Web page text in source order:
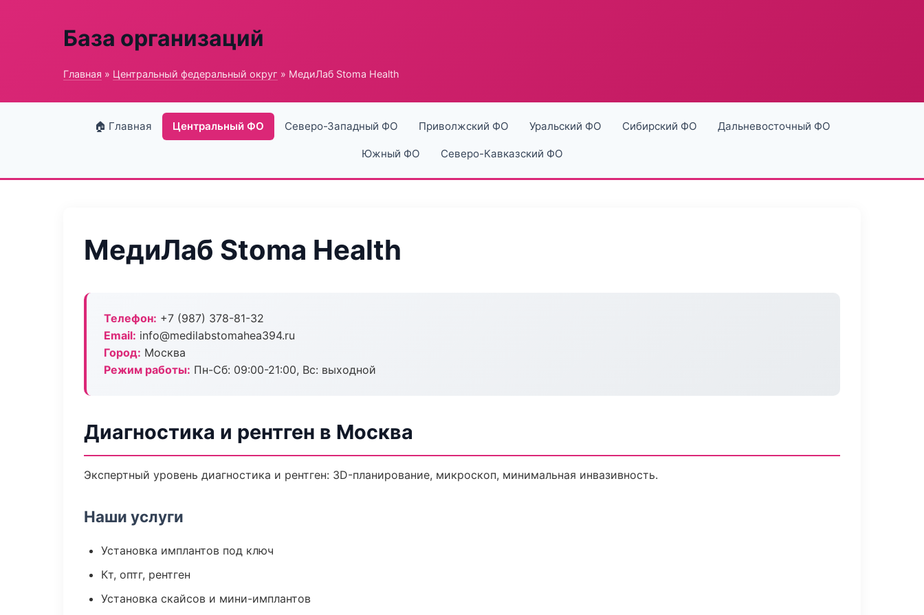
База организаций
Главная » Центральный федеральный округ » МедиЛаб Stoma Health
🏠 Главная Центральный ФО Северо-Западный ФО Приволжский ФО Уральский ФО Сибирский ФО Дальневосточный ФО
Южный ФО Северо-Кавказский ФО
МедиЛаб Stoma Health
Телефон: +7 (987) 378-81-32
Email: info@medilabstomahea394.ru
Город: Москва
Режим работы: Пн-Сб: 09:00-21:00, Вс: выходной
Диагностика и рентген в Москва
Экспертный уровень диагностика и рентген: 3D-планирование, микроскоп, минимальная инвазивность.
Наши услуги
Установка имплантов под ключ
Кт, оптг, рентген
Установка скайсов и мини-имплантов